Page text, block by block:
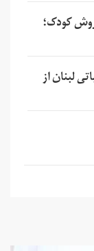
کودک؛
لبنان از